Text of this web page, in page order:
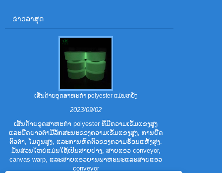
ຂ່າວ​ລ່າ​ສຸດ
ເສັ້ນດ້າຍອຸດສາຫະກໍາ polyester ແມ່ນຫຍັງ
2023/09/02
ເສັ້ນດ້າຍອຸດສາຫະກໍາ polyester ທີ່ມີຄວາມເຂັ້ມແຂງສູງ
ແລະຍືດຍາວຕ່ໍາມີລັກສະນະຂອງຄວາມເຂັ້ມແຂງສູງ, ການຍືດ
ຕົວຕ່ໍາ, ໂມດູນສູງ, ແລະການຫົດຕົວຂອງຄວາມຮ້ອນແຫ້ງສູງ.
ມັນສ່ວນໃຫຍ່ແມ່ນໃຊ້ເປັນສາຍຢາງ, ສາຍແອວ conveyor,
canvas warp, ແລະສາຍແອວຍານພາຫະນະແລະສາຍແອວ
conveyor